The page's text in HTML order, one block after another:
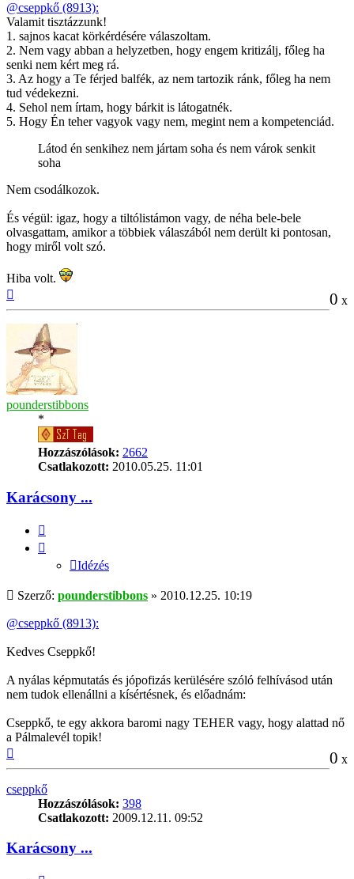
@cseppkő (8913):
Valamit tisztázzunk!
1. sajnos kacat körkérdésére válaszoltam.
2. Nem vagy abban a helyzetben, hogy engem kritizálj, főleg ha
senki nem kért meg rá.
3. Az hogy a Te férjed balfék, az nem tartozik ránk, főleg ha nem
tud védekezni.
4. Sehol nem írtam, hogy bárkit is látogatnék.
5. Hogy Én teher vagyok vagy nem, megint nem a kompetenciád.
Látod én senkihez nem jártam soha és nem várok senkit
soha
Nem csodálkozok.
És végül: igaz, hogy a tiltólistámon vagy, de néha bele-bele
olvasgattam, amikor a többiek válaszából nem derült ki pontosan,
hogy miről volt szó.
Hiba volt.
0 x
pounderstibbons
*
Hozzászólások: 2662
Csatlakozott: 2010.05.25. 11:01
Karácsony ...
Idézés
Hozzászólás
Szerző: pounderstibbons » 2010.12.25. 10:19
@cseppkő (8913):
Kedves Cseppkő!
A nyálas képmutatás és jópofizás kerülésére szóló felhívásod után
nem tudok ellenállni a kísértésnek, és előadnám:
Cseppkő, te egy akkora baromi nagy TEHER vagy, hogy alattad nő
a Pálmalevél topik!
0 x
cseppkő
Hozzászólások: 398
Csatlakozott: 2009.12.11. 09:52
Karácsony ...